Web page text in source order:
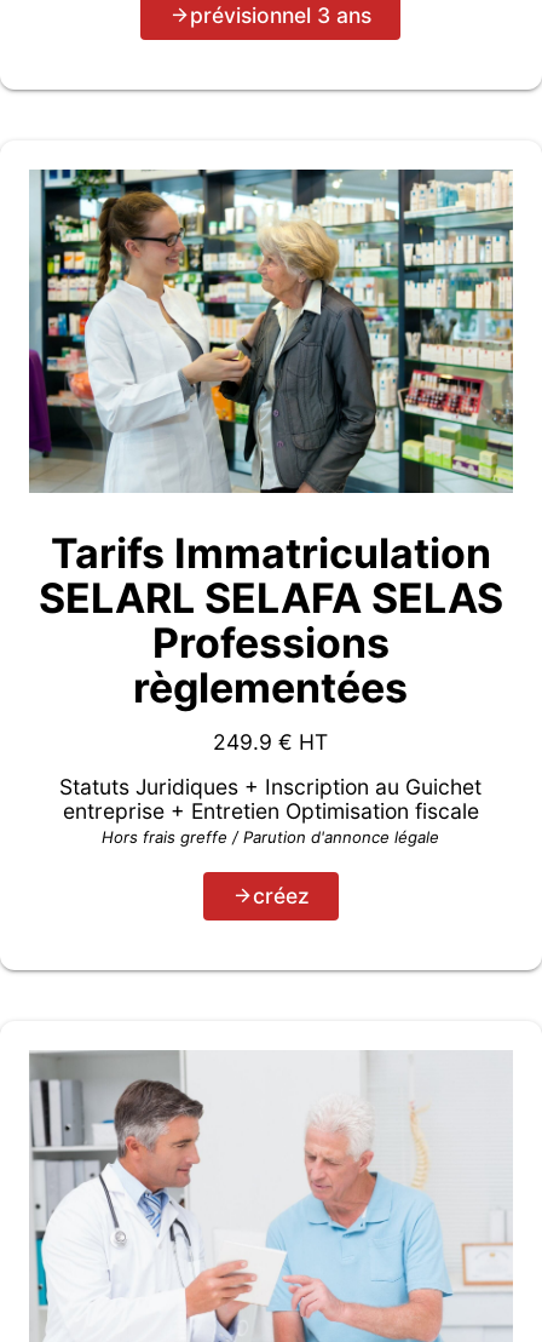
prévisionnel 3 ans
Tarifs Immatriculation
SELARL SELAFA SELAS
Professions
règlementées
249.9 € HT
Statuts Juridiques + Inscription au Guichet
entreprise + Entretien Optimisation fiscale
Hors frais greffe / Parution d'annonce légale
créez